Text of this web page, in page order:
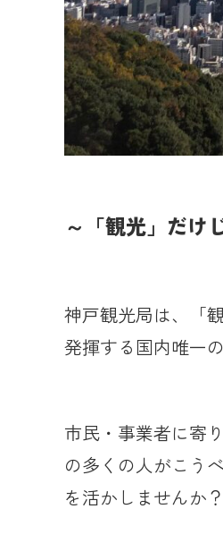
～「観光」だけ
神戸観光局は、「
発揮する国内唯一
市民・事業者に寄
の多くの人がこう
を活かしませんか？